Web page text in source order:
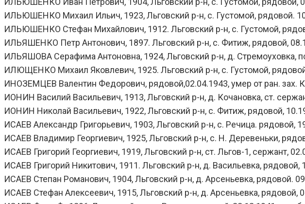
ИЛЬЮШЕНКО Михаил Ильич, 1923, Льговский р-н, с. Густомой, рядовой.
ИЛЬЮШЕНКО Стефан Михайлович, 1912. Льговский р-н, с. Густомой,
ИЛЬЯШЕНКО Петр Антонович, 1897. Льговский р-н, с. Фитиж, рядовой,
ИЛЬЯШОВА Серафима Антоновна, 1924, Льговский р-н, д. Стремоуховка,
ИЛЮЩЕНКО Михаил Яковлевич, 1925. Льговский р-н, с. Густомой,
ИНОЗЕМЦЕВ Валентин Федорович, рядовой,02.04.1943, умер от ран. зах.
ИОНИН Василий Васильевич, 1913, Льговский р-н, д. Кочановка, ст.
ИОНИН Николай Васильевич, 1922, Льговский р-н, с. Фитиж, рядовой,
ИСАЕВ Александр Григорьевич, 1903, Льговский р-н, с. Речица. рядовой,
ИСАЕВ Владимир Георгиевич, 1925, Льговский р-н, с. Н. Деревеньки,
ИСАЕВ Григорий Георгиевич, 1919, Льговский р-н, ст. Льгов-1, сержант,
ИСАЕВ Григорий Никитович, 1911. Льговский р-н, д. Васильевка, рядовой,
ИСАЕВ Степан Романович, 1904, Льговский р-н, д. Арсеньевка, рядовой.
ИСАЕВ Стефан Алексеевич, 1915, Льговский р-н, д. Арсеньевка, рядовой,